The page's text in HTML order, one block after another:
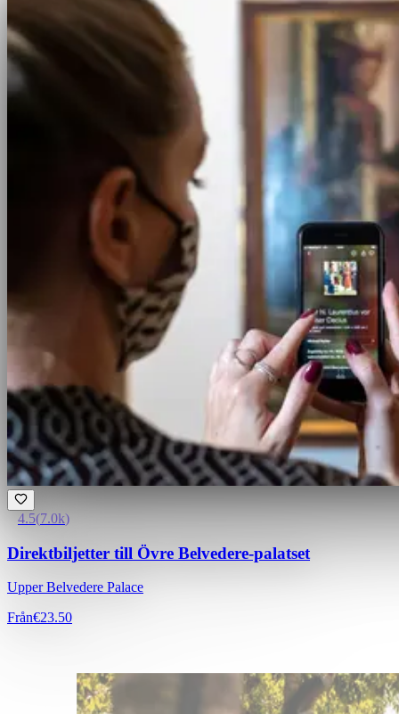
4.5(7.0k)
Direktbiljetter till Övre Belvedere-palatset
Upper Belvedere Palace
Från€23.50